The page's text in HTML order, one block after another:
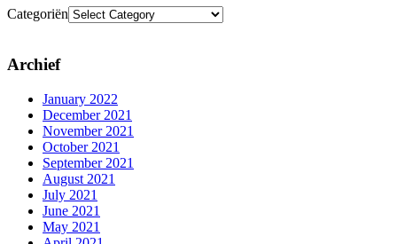
Categoriën
Archief
January 2022
December 2021
November 2021
October 2021
September 2021
August 2021
July 2021
June 2021
May 2021